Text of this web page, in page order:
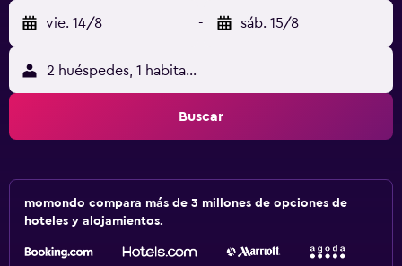
vie. 14/8 - sáb. 15/8
2 huéspedes, 1 habitación
Buscar
momondo compara más de 3 millones de opciones de
hoteles y alojamientos.